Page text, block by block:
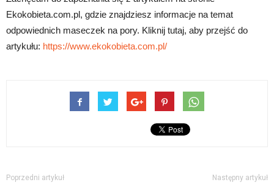
Ekokobieta.com.pl, gdzie znajdziesz informacje na temat
odpowiednich maseczek na pory. Kliknij tutaj, aby przejść do
artykułu: https://www.ekokobieta.com.pl/
Poprzedni artykuł Następny artykuł